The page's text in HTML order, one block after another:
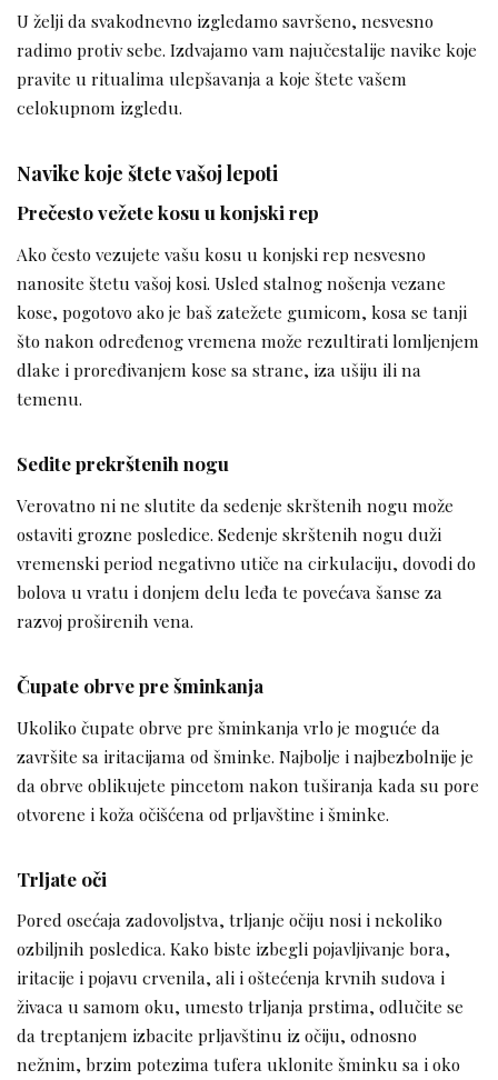
U želji da svakodnevno izgledamo savršeno, nesvesno
radimo protiv sebe. Izdvajamo vam najučestalije navike koje
pravite u ritualima ulepšavanja a koje štete vašem
celokupnom izgledu.
Navike koje štete vašoj lepoti
Prečesto vežete kosu u konjski rep
Ako često vezujete vašu kosu u konjski rep nesvesno
nanosite štetu vašoj kosi. Usled stalnog nošenja vezane
kose, pogotovo ako je baš zatežete gumicom, kosa se tanji
što nakon određenog vremena može rezultirati lomljenjem
dlake i proređivanjem kose sa strane, iza ušiju ili na
temenu.
Sedite prekrštenih nogu
Verovatno ni ne slutite da sedenje skrštenih nogu može
ostaviti grozne posledice. Sedenje skrštenih nogu duži
vremenski period negativno utiče na cirkulaciju, dovodi do
bolova u vratu i donjem delu leđa te povećava šanse za
razvoj proširenih vena.
Čupate obrve pre šminkanja
Ukoliko čupate obrve pre šminkanja vrlo je moguće da
završite sa iritacijama od šminke. Najbolje i najbezbolnije je
da obrve oblikujete pincetom nakon tuširanja kada su pore
otvorene i koža očišćena od prljavštine i šminke.
Trljate oči
Pored osećaja zadovoljstva, trljanje očiju nosi i nekoliko
ozbiljnih posledica. Kako biste izbegli pojavljivanje bora,
iritacije i pojavu crvenila, ali i oštećenja krvnih sudova i
živaca u samom oku, umesto trljanja prstima, odlučite se
da treptanjem izbacite prljavštinu iz očiju, odnosno
nežnim, brzim potezima tufera uklonite šminku sa i oko